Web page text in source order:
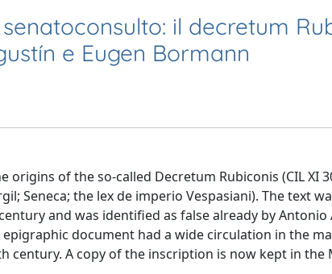
il decretum
e Eugen Bormann
origins of the so-called Decretum Rubiconis (CIL XI
Seneca; the lex de imperio Vespasiani). The text
and was identified as false already by
document had a wide circulation in the
century. A copy of the inscription is now kept in the